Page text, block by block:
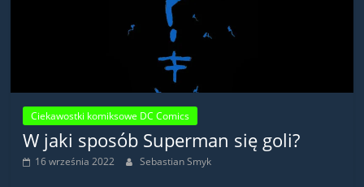
Ciekawostki komiksowe DC Comics
W jaki sposób Superman się goli?
16 września 2022 Sebastian Smyk